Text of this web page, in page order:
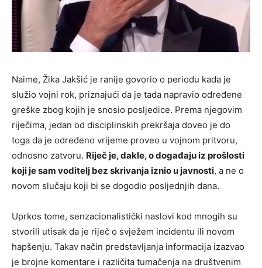
Naime, Žika Jakšić je ranije govorio o periodu kada je
služio vojni rok, priznajući da je tada napravio određene
greške zbog kojih je snosio posljedice. Prema njegovim
riječima, jedan od disciplinskih prekršaja doveo je do
toga da je određeno vrijeme proveo u vojnom pritvoru,
odnosno zatvoru. Riječ je, dakle, o događaju iz prošlosti
koji je sam voditelj bez skrivanja iznio u javnosti, a ne o
novom slučaju koji bi se dogodio posljednjih dana.
Uprkos tome, senzacionalistički naslovi kod mnogih su
stvorili utisak da je riječ o svježem incidentu ili novom
hapšenju. Takav način predstavljanja informacija izazvao
je brojne komentare i različita tumačenja na društvenim